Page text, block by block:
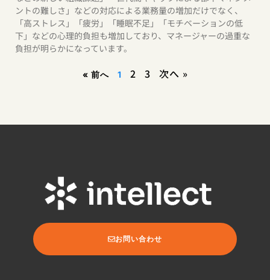
ントの難しさ」などの対応による業務量の増加だけでなく、
「高ストレス」「疲労」「睡眠不足」「モチベーションの低
下」などの心理的負担も増加しており、マネージャーの過重な
負担が明らかになっています。
« 前へ 1 2 3 次へ »
お問い合わせ